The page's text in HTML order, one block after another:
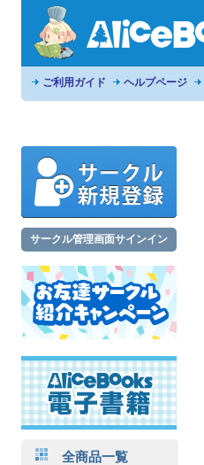
ご利用ガイド ヘルプページ
サークル管理画面サインイン
全商品一覧